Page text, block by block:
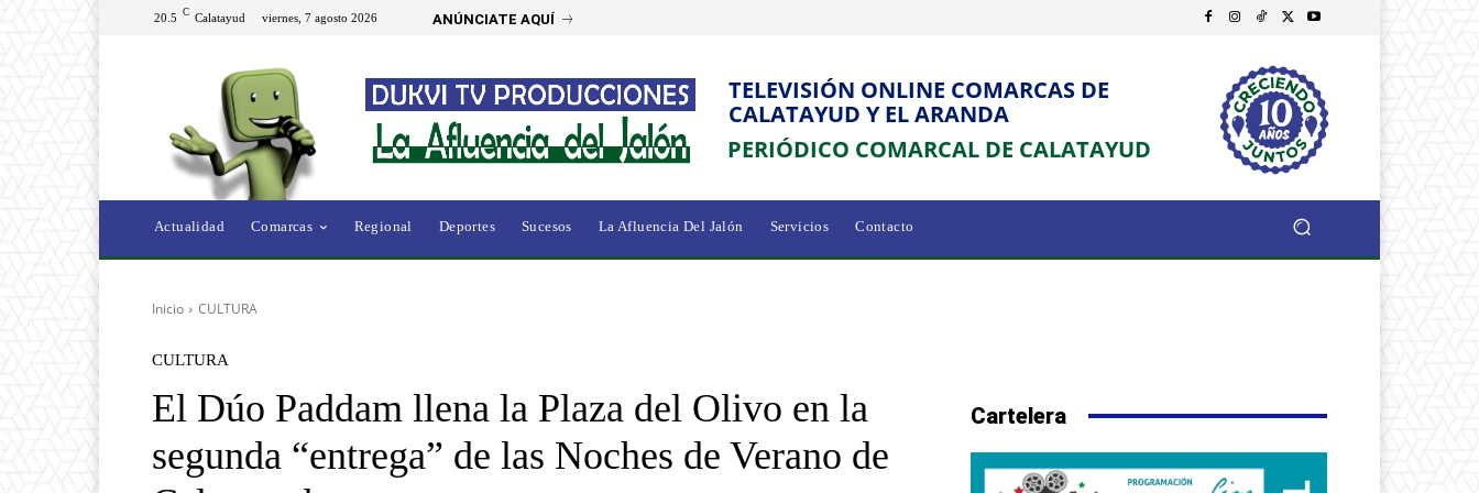
20.5 C Calatayud viernes, 7 agosto 2026 ANÚNCIATE AQUÍ
TELEVISIÓN ONLINE COMARCAS DE
CALATAYUD Y EL ARANDA
PERIÓDICO COMARCAL DE CALATAYUD
Actualidad Comarcas Regional Deportes Sucesos La Afluencia Del Jalón Servicios Contacto
Inicio CULTURA
CULTURA
El Dúo Paddam llena la Plaza del Olivo en la
segunda “entrega” de las Noches de Verano de
Cartelera